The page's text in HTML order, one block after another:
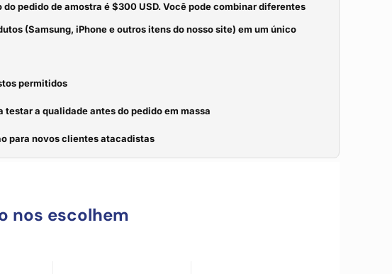
do pedido de amostra é $300 USD. Você pode combinar diferentes
(Samsung, iPhone e outros itens do nosso site) em um único
permitidos
testar a qualidade antes do pedido em massa
para novos clientes atacadistas
nos escolhem